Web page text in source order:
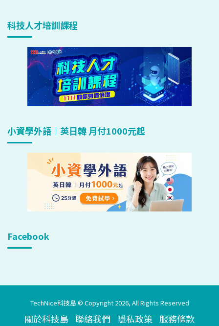
科技人才培訓課程
小資學外語｜英日韓 月付1000元起
Facebook
TechNice科技島 © Copyright 2026, All Rights Reserved
關於科技島 聯絡我們 隱私政策 服務條款